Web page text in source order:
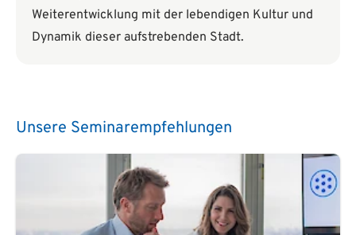
Weiterentwicklung mit der lebendigen Kultur und
Dynamik dieser aufstrebenden Stadt.
Unsere Seminarempfehlungen